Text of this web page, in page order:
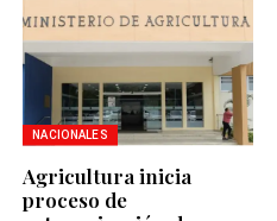
NACIONALES
Agricultura inicia
proceso de